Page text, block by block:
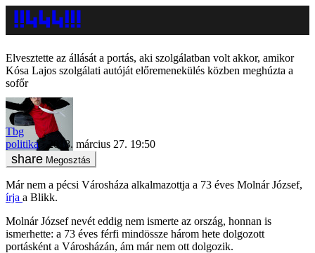
Elvesztette az állását a portás, aki szolgálatban volt akkor, amikor
Kósa Lajos szolgálati autóját előremenekülés közben meghúzta a
sofőr
Tbg
politika
2018. március 27. 19:50
Megosztás
Már nem a pécsi Városháza alkalmazottja a 73 éves Molnár József,
írja a Blikk.
Molnár József nevét eddig nem ismerte az ország, honnan is
ismerhette: a 73 éves férfi mindössze három hete dolgozott
portásként a Városházán, ám már nem ott dolgozik.